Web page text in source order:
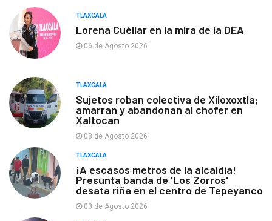
TLAXCALA
Lorena Cuéllar en la mira de la DEA
06 de Agosto 2026
TLAXCALA
Sujetos roban colectiva de Xiloxoxtla;
amarran y abandonan al chofer en
Xaltocan
08 de Agosto 2026
TLAXCALA
¡A escasos metros de la alcaldía!
Presunta banda de 'Los Zorros'
desata riña en el centro de Tepeyanco
03 de Agosto 2026